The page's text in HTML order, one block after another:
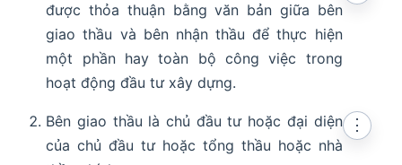
được thỏa thuận bằng văn bản giữa bên
giao thầu và bên nhận thầu để thực hiện
một phần hay toàn bộ công việc trong
hoạt động đầu tư xây dựng.
Bên giao thầu là chủ đầu tư hoặc đại diện
của chủ đầu tư hoặc tổng thầu hoặc nhà
⋮